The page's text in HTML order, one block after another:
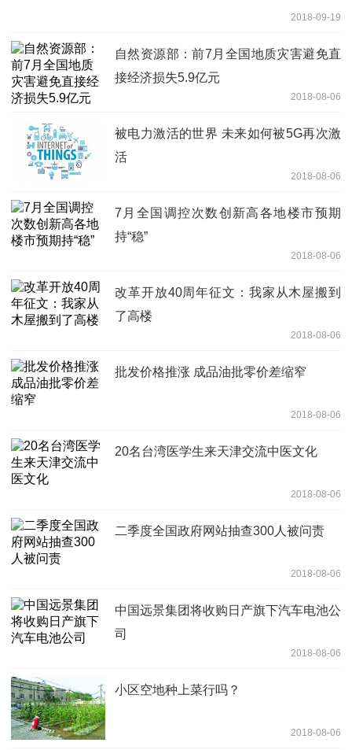
2018-09-19
自然资源部：前7月全国地质灾害避免直
接经济损失5.9亿元
2018-08-06
被电力激活的世界 未来如何被5G再次激
活
2018-08-06
7月全国调控次数创新高各地楼市预期
持“稳”
2018-08-06
改革开放40周年征文：我家从木屋搬到
了高楼
2018-08-06
批发价格推涨 成品油批零价差缩窄
2018-08-06
20名台湾医学生来天津交流中医文化
2018-08-06
二季度全国政府网站抽查300人被问责
2018-08-06
中国远景集团将收购日产旗下汽车电池公
司
2018-08-06
小区空地种上菜行吗？
2018-08-06